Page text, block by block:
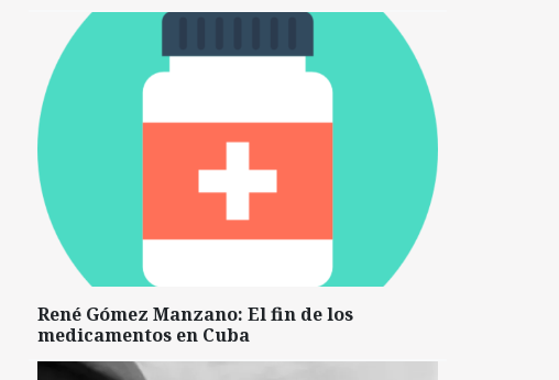
René Gómez Manzano: El fin de los
medicamentos en Cuba